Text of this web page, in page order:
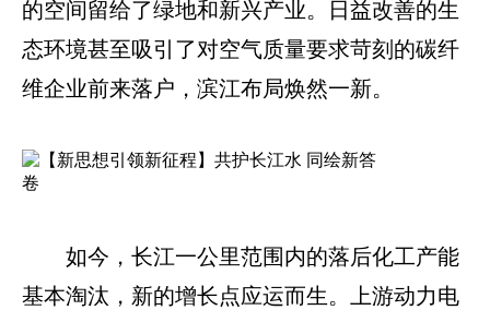
的空间留给了绿地和新兴产业。日益改善的生
态环境甚至吸引了对空气质量要求苛刻的碳纤
维企业前来落户，滨江布局焕然一新。
如今，长江一公里范围内的落后化工产能
基本淘汰，新的增长点应运而生。上游动力电